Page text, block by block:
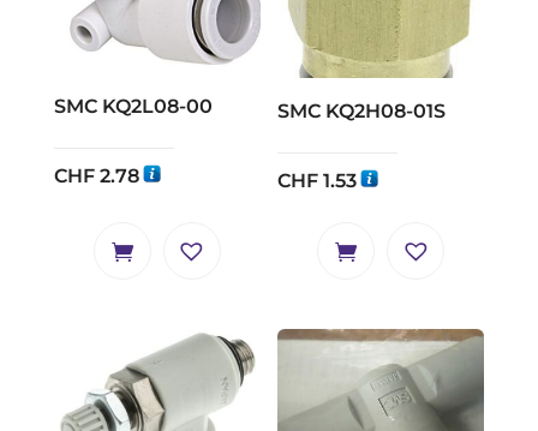
SMC KQ2L08-00
CHF2.78
SMC KQ2H08-01S
CHF 1.53